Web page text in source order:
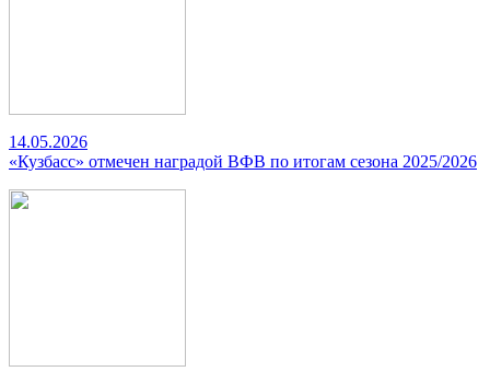
14.05.2026
«Кузбасс» отмечен наградой ВФВ по итогам сезона 2025/2026